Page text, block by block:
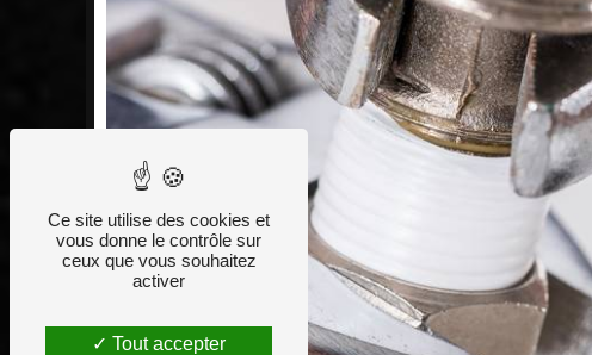
Ce site utilise des cookies et
vous donne le contrôle sur
ceux que vous souhaitez
activer
Tout accepter